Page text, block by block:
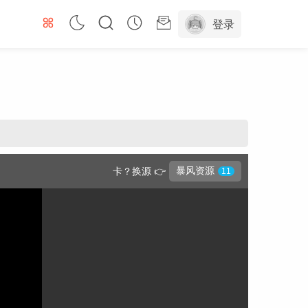
登录
卡？换源 👉 暴风资源